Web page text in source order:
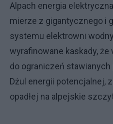
Alpach energia
mierze z gigantycznego i
systemu elektrowni
wyrafinowane kaskady,
do ograniczeń
Dżul energii potencjalnej,
opadłej na alpejskie